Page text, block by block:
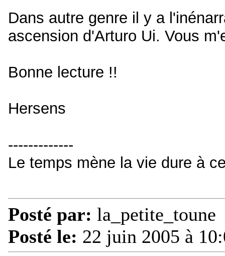
Dans autre genre il y a
ascension d'Arturo Ui. Vous
Bonne lecture !!
Hersens
-------------
Le temps mène la vie dure à
Posté par: la_petite_toune
Posté le: 22 juin 2005 à